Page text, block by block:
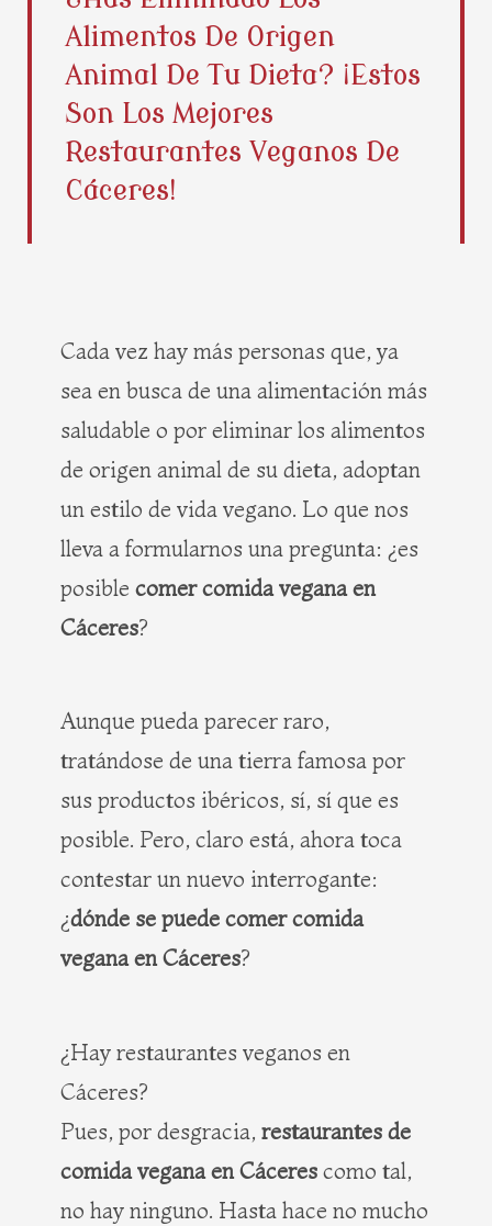
b
o
o
i
t
t
e
r
e
r
e
r
Alimentos De Origen
Animal De Tu Dieta? ¡Estos
Son Los Mejores
Restaurantes Veganos De
Cáceres!
Cada vez hay más personas que, ya
sea en busca de una alimentación más
saludable o por eliminar los alimentos
de origen animal de su dieta, adoptan
un estilo de vida vegano. Lo que nos
lleva a formularnos una pregunta: ¿es
posible comer comida vegana en
Cáceres?
Aunque pueda parecer raro,
tratándose de una tierra famosa por
sus productos ibéricos, sí, sí que es
posible. Pero, claro está, ahora toca
contestar un nuevo interrogante:
¿dónde se puede comer comida
vegana en Cáceres?
¿Hay restaurantes veganos en
Cáceres?
Pues, por desgracia, restaurantes de
comida vegana en Cáceres como tal,
no hay ninguno. Hasta hace no mucho